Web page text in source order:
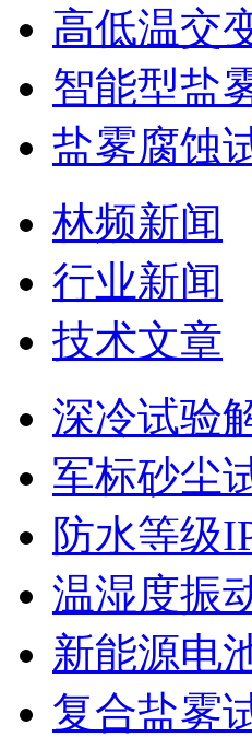
高低温交
智能型盐
盐雾腐蚀
林频新闻
行业新闻
技术文章
深冷试验
军标砂尘
防水等级
温湿度振
新能源电
复合盐雾